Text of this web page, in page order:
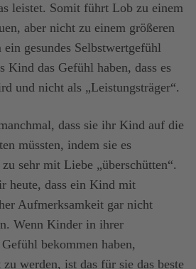
leistet. Somit führt Lob zu einem
aber nicht zu einem größeren
gesundes Selbstwertgefühl
Kind das Gefühl haben, dass es
und nicht als „Leistungsträger“.
dass sie ihr Kind auf die
müssten, indem sie es
sehr mit Liebe „überschütten“.
heute, dass ein Kind mit
Aufmerksamkeit gar nicht
Wenn Kinder in ihrer
bekommen haben,
werden, ist das für sie das beste